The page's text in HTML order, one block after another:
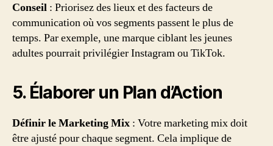
Conseil : Priorisez des lieux et des facteurs de
communication où vos segments passent le plus de
temps. Par exemple, une marque ciblant les jeunes
adultes pourrait privilégier Instagram ou TikTok.
5. Élaborer un Plan d’Action
Définir le Marketing Mix : Votre marketing mix doit
être ajusté pour chaque segment. Cela implique de